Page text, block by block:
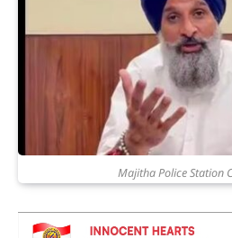
Majitha Police Station